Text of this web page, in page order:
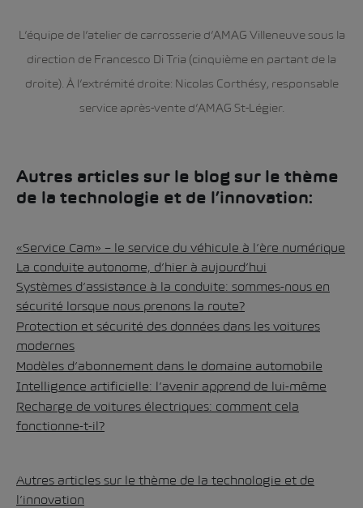
L’équipe de l’atelier de carrosserie d’AMAG Villeneuve sous la
direction de Francesco Di Tria (cinquième en partant de la
droite). À l’extrémité droite: Nicolas Corthésy, responsable
service après-vente d’AMAG St-Légier.
Autres articles sur le blog sur le thème
de la technologie et de l’innovation:
«Service Cam» – le service du véhicule à l’ère numérique
La conduite autonome, d’hier à aujourd’hui
Systèmes d’assistance à la conduite: sommes-nous en
sécurité lorsque nous prenons la route?
Protection et sécurité des données dans les voitures
modernes
Modèles d’abonnement dans le domaine automobile
Intelligence artificielle: l’avenir apprend de lui-même
Recharge de voitures électriques: comment cela
fonctionne-t-il?
Autres articles sur le thème de la technologie et de
l’innovation